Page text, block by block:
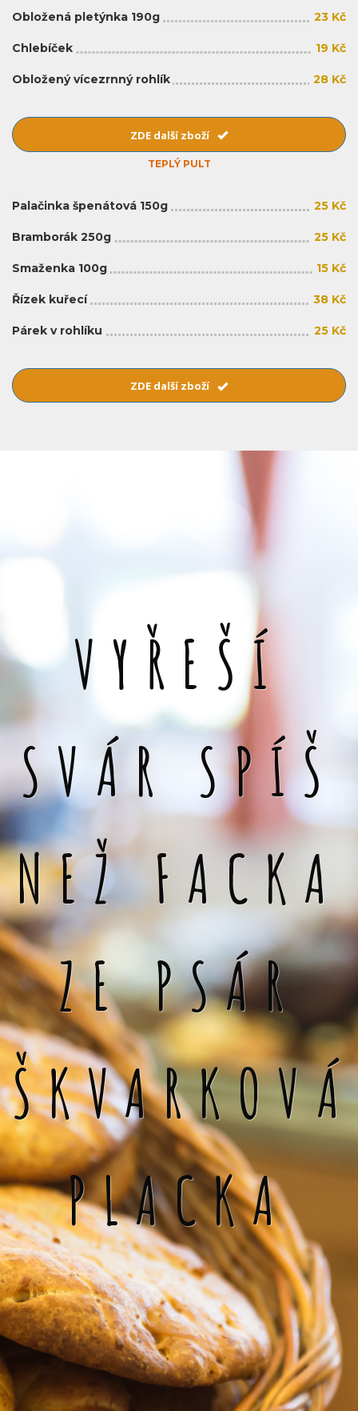
Obložená pletýnka 190g 23 Kč
Chlebíček 19 Kč
Obložený vícezrnný rohlík 28 Kč
ZDE další zboží
TEPLÝ PULT
Palačinka špenátová 150g 25 Kč
Bramborák 250g 25 Kč
Smaženka 100g 15 Kč
Řízek kuřecí 38 Kč
Párek v rohlíku 25 Kč
ZDE další zboží
VYŘEŠÍ
SVÁR SPÍŠ
NEŽ FACKA
ZE PSÁR
ŠKVARKOVÁ
PLACKA